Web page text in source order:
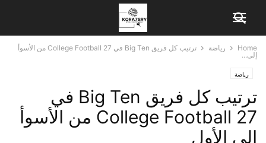
Home رياضة
ترتيب كل فريق Big Ten في College Football 27 من الأسوأ
إلى...
رياضة
ترتيب كل فريق Big Ten في
College Football 27 من الأسوأ
إلى الأول